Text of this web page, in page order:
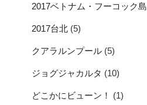
2017ベトナム・フーコック島
2017台北 (5)
クアラルンプール (5)
ジョグジャカルタ (10)
どこかにビューン！ (1)